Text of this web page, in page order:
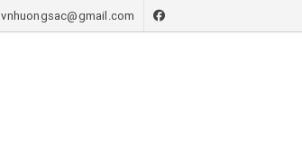
vnhuongsac@gmail.com